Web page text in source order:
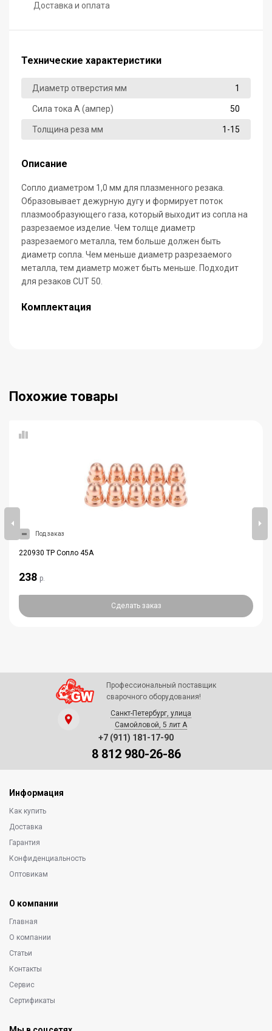
Доставка и оплата
Технические характеристики
Диаметр отверстия мм 1
Сила тока А (ампер) 50
Толщина реза мм 1-15
Описание
Сопло диаметром 1,0 мм для плазменного резака.
Образовывает дежурную дугу и формирует поток
плазмообразующего газа, который выходит из сопла на
разрезаемое изделие. Чем толще диаметр
разрезаемого металла, тем больше должен быть
диаметр сопла. Чем меньше диаметр разрезаемого
металла, тем диаметр может быть меньше. Подходит
для резаков CUT 50.
Комплектация
Похожие товары
Под заказ
220930 TP Сопло 45А
238 р.
Сделать заказ
Профессиональный поставщик
сварочного оборудования!
Санкт-Петербург, улица
Самойловой, 5 лит А
+7 (911) 181-17-90
8 812 980-26-86
Информация
Как купить
Доставка
Гарантия
Конфиденциальность
Оптовикам
О компании
Главная
О компании
Статьи
Контакты
Сервис
Сертификаты